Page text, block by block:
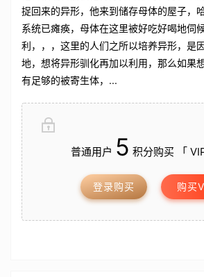
捉回来的异形，他来到储存母体的屋子，
系统已瘫痪，母体在这里被好吃好喝地伺
利，，，这里的人们之所以培养异形，是
地，想将异形驯化再加以利用，那么如果
有足够的被寄生体，...
普通用户 5 积分购买 「
登录购买 购买